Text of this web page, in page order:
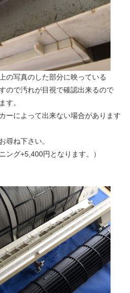
の写真のした部分に映っている
ので汚れが目視で確認出来るので
す。
ーによって出来ない場合があります
尋ね下さい。
ング+5,400円となります。）